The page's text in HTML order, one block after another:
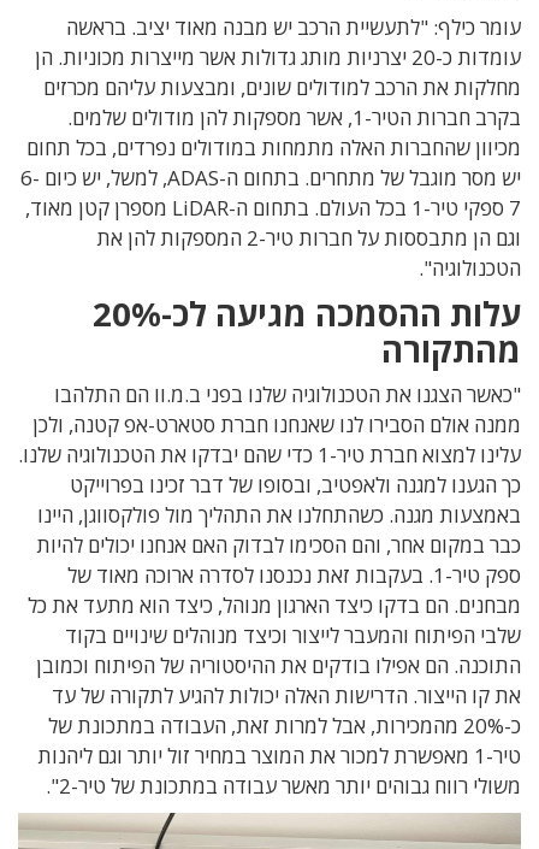
עומר כילף: "לתעשיית הרכב יש מבנה מאוד יציב. בראשה
עומדות כ-20 יצרניות מותג גדולות אשר מייצרות מכוניות. הן
מחלקות את הרכב למודולים שונים, ומבצעות עליהם מכרזים
בקרב חברות הטיר-1, אשר מספקות להן מודולים שלמים.
מכיוון שהחברות האלה מתמחות במודולים נפרדים, בכל תחום
יש מסר מוגבל של מתחרים. בתחום ה-ADAS, למשל, יש כיום 6-
7 ספקי טיר-1 בכל העולם. בתחום ה-LiDAR מספרן קטן מאוד,
וגם הן מתבססות על חברות טיר-2 המספקות להן את
הטכנולוגיה".
עלות ההסמכה מגיעה לכ-20%
מהתקורה
"כאשר הצגנו את הטכנולוגיה שלנו בפני ב.מ.וו הם התלהבו
ממנה אולם הסבירו לנו שאנחנו חברת סטארט-אפ קטנה, ולכן
עלינו למצוא חברת טיר-1 כדי שהם יבדקו את הטכנולוגיה שלנו.
כך הגענו למגנה ולאפטיב, ובסופו של דבר זכינו בפרוייקט
באמצעות מגנה. כשהתחלנו את התהליך מול פולקסווגן, היינו
כבר במקום אחר, והם הסכימו לבדוק האם אנחנו יכולים להיות
ספק טיר-1. בעקבות זאת נכנסנו לסדרה ארוכה מאוד של
מבחנים. הם בדקו כיצד הארגון מנוהל, כיצד הוא מתעד את כל
שלבי הפיתוח והמעבר לייצור וכיצד מנוהלים שינויים בקוד
התוכנה. הם אפילו בודקים את ההיסטוריה של הפיתוח וכמובן
את קו הייצור. הדרישות האלה יכולות להגיע לתקורה של עד
כ-20% מהמכירות, אבל למרות זאת, העבודה במתכונת של
טיר-1 מאפשרת למכור את המוצר במחיר זול יותר וגם ליהנות
משולי רווח גבוהים יותר מאשר עבודה במתכונת של טיר-2".